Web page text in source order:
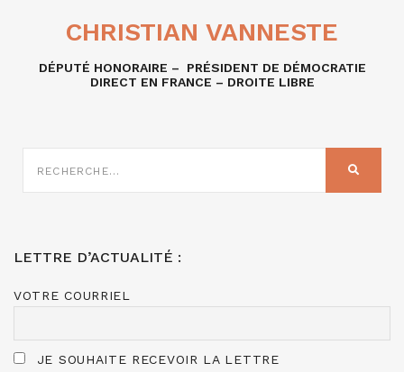
CHRISTIAN VANNESTE
DÉPUTÉ HONORAIRE – PRÉSIDENT DE DÉMOCRATIE
DIRECT EN FRANCE – DROITE LIBRE
SUR
LETTRE D’ACTUALITÉ :
VOTRE COURRIEL
JE SOUHAITE RECEVOIR LA LETTRE